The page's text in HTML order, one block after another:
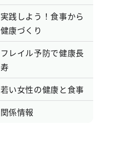
実践しよう！食事から
健康づくり
フレイル予防で健康長
寿
若い女性の健康と食事
関係情報